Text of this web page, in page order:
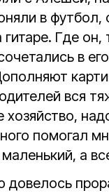
в футбол,
гитаре. Где
в
вся
хозяйство,
помогал
а
довелось